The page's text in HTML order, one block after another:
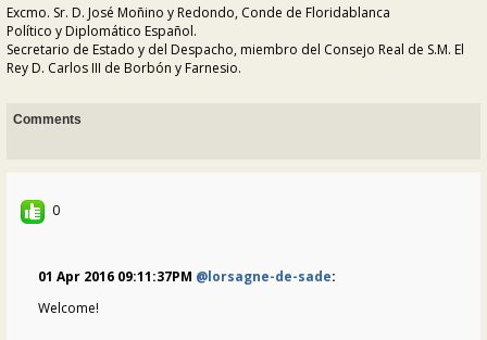
Excmo. Sr. D. José Moñino y Redondo, Conde de Floridablanca
Político y Diplomático Español.
Secretario de Estado y del Despacho, miembro del Consejo Real de S.M. El
Rey D. Carlos III de Borbón y Farnesio.
Comments
0
01 Apr 2016 09:11:37PM @lorsagne-de-sade:
Welcome!